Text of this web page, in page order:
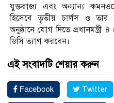
যুক্তরাজ্য এবং অন্যান্য
হিসেবে তৃতীয় চার্লস ও তার
অনুষ্ঠানে যোগ দিতে প্রধানমন্ত্রী
ডিসি ত্যাগ করবেন।
এই সংবাদটি শেয়ার করুন
Facebook Twitter